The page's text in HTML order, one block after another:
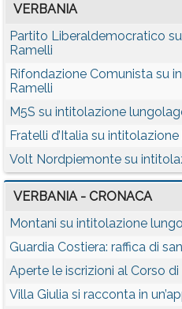
VERBANIA
Partito Liberaldemocratico
Ramelli
Rifondazione Comunista su
Ramelli
M5S su intitolazione
Fratelli d’Italia su
Volt Nordpiemonte su
VERBANIA - CRONACA
Montani su intitolazione
Guardia Costiera: raffica di
Aperte le iscrizioni al Corso
Villa Giulia si racconta in